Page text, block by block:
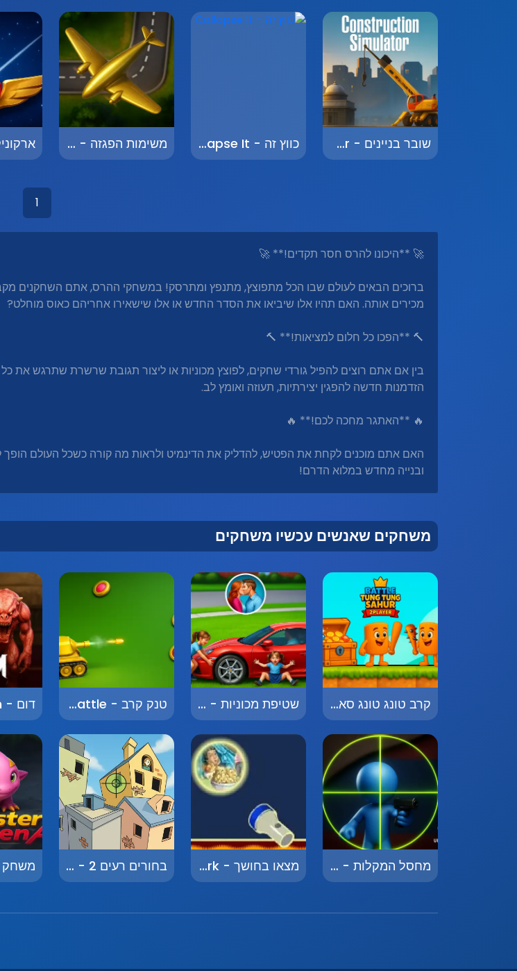
שובר בניינים - Building Breaker כווץ זה - Collapse It משימות הפגזה - Bombing Missions
1
🚀 **היכונו להרס חסר תקדים!** 🚀
ברוכים הבאים לעולם שבו הכל מתפוצץ, מתנפץ ומתרסק! במשחקי ההרס, אתם השחקנים
מכירים אותה. האם תהיו אלו שיביאו את הסדר החדש או אלו שישאירו אחריהם כאוס מוחלט?
🔨 **הפכו כל חלום למציאות!** 🔨
בין אם אתם רוצים להפיל גורדי שחקים, לפוצץ מכוניות או ליצור תגובת שרשרת שתרגש
הזדמנות חדשה להפגין יצירתיות, תעוזה ואומץ לב.
🔥 **האתגר מחכה לכם!** 🔥
האם אתם מוכנים לקחת את הפטיש, להדליק את הדינמיט ולראות מה קורה כשכל העולם
ובנייה מחדש במלוא הדרם!
משחקים שאנשים עכשיו משחקים
קרב טונג טונג סאהור - Battle Tung Tung Sahur שטיפת מכוניות - Car Wash טנק קרב - Tank Battle דום - Doom
מחסל המקלות - Stick Eliminator מצאו בחושך - Find in the Dark בחורים רעים 2 - Bad Boys 2